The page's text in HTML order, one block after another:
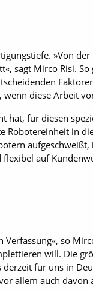
»Von
sagt Mirco Risi.
diese Arbeit
hat, für diesen
Robotereinheit in
auf
Verfassung«, so
will. Die
für uns in
allem auch